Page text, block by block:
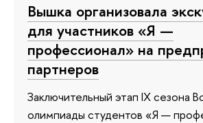
Вышка организовала
для участников «Я —
профессионал» на
партнеров
Заключительный этап IX сезона
олимпиады студентов «Я —